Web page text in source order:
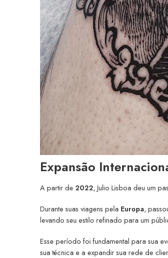
Expansão
A partir de 2022, Julio Lisboa deu um
Durante suas viagens pela Europa,
levando seu estilo refinado para um
Esse período foi fundamental para sua
sua técnica e a expandir sua rede de